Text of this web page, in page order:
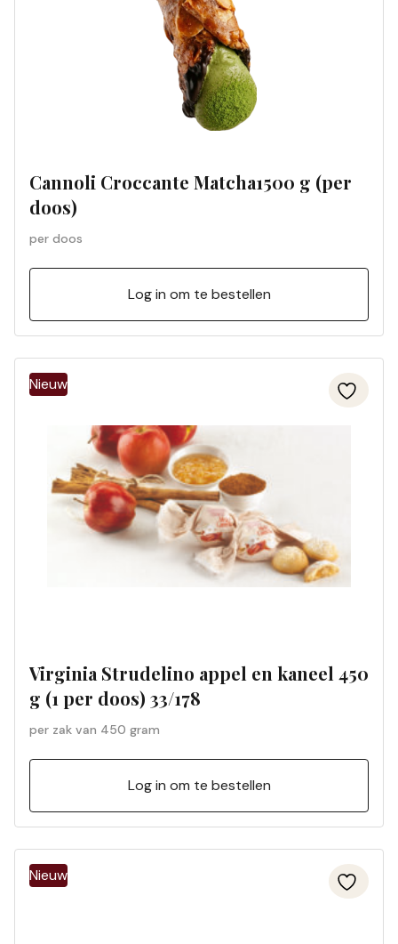
Cannoli Croccante Matcha1500 g (per
doos)
per doos
Log in om te bestellen
Virginia Strudelino appel en kaneel 450
g (1 per doos) 33/178
per zak van 450 gram
Log in om te bestellen